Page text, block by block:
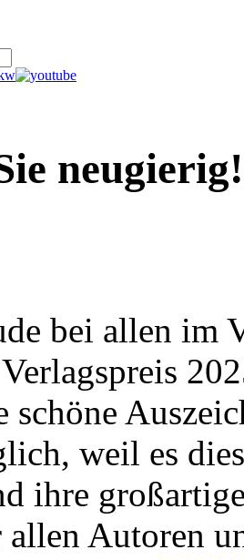
neugierig!
bei allen im
schöne
weil es
ihre
Autoren